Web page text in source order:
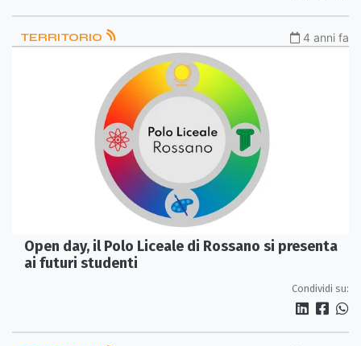
TERRITORIO 4 anni fa
Open day, il Polo Liceale di Rossano si presenta
ai futuri studenti
Condividi su: